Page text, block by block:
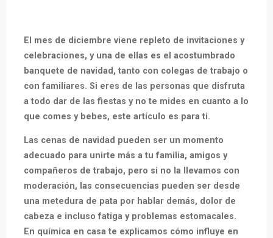
El mes de diciembre viene repleto de invitaciones y
celebraciones, y una de ellas es el acostumbrado
banquete de navidad, tanto con colegas de trabajo o
con familiares. Si eres de las personas que disfruta
a todo dar de las fiestas y no te mides en cuanto a lo
que comes y bebes, este artículo es para ti.
Las cenas de navidad pueden ser un momento
adecuado para unirte más a tu familia, amigos y
compañeros de trabajo, pero si no la llevamos con
moderación, las consecuencias pueden ser desde
una metedura de pata por hablar demás, dolor de
cabeza e incluso fatiga y problemas estomacales.
En química en casa te explicamos cómo influye en